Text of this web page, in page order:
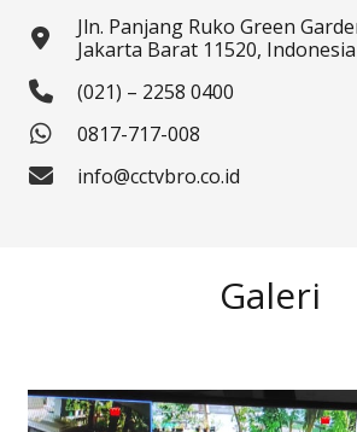
Jln. Panjang Ruko Green
Jakarta Barat 11520, Indonesia
(021) – 2258 0400
0817-717-008
info@cctvbro.co.id
Galeri